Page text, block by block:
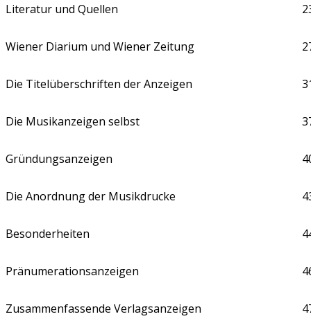
Literatur und Quellen
Wiener Diarium und Wiener Zeitung
Die Titelüberschriften der Anzeigen
Die Musikanzeigen selbst
Gründungsanzeigen
Die Anordnung der Musikdrucke
Besonderheiten
Pränumerationsanzeigen
Zusammenfassende Verlagsanzeigen